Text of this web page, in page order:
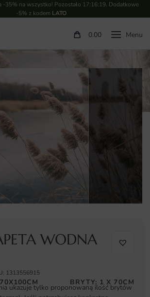
-35% na wszystko! Pozostało 17:16:18. Dodatkowe
-5% z kodem LATO
0.00
WODNA
1313556915
70X100CM BRYTY: 1 X 70CM
ukazuje tylko proponowaną ilość brytów